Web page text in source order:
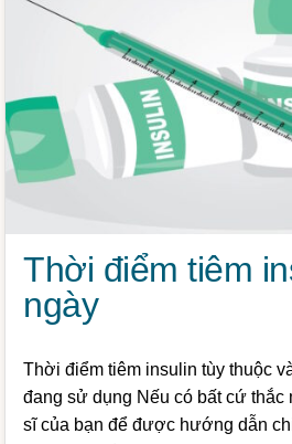
Thời điểm tiêm
ngày
Thời điểm tiêm insulin tùy thuộc
đang sử dụng Nếu có bất cứ thắc
sĩ của bạn để được hướng dẫn